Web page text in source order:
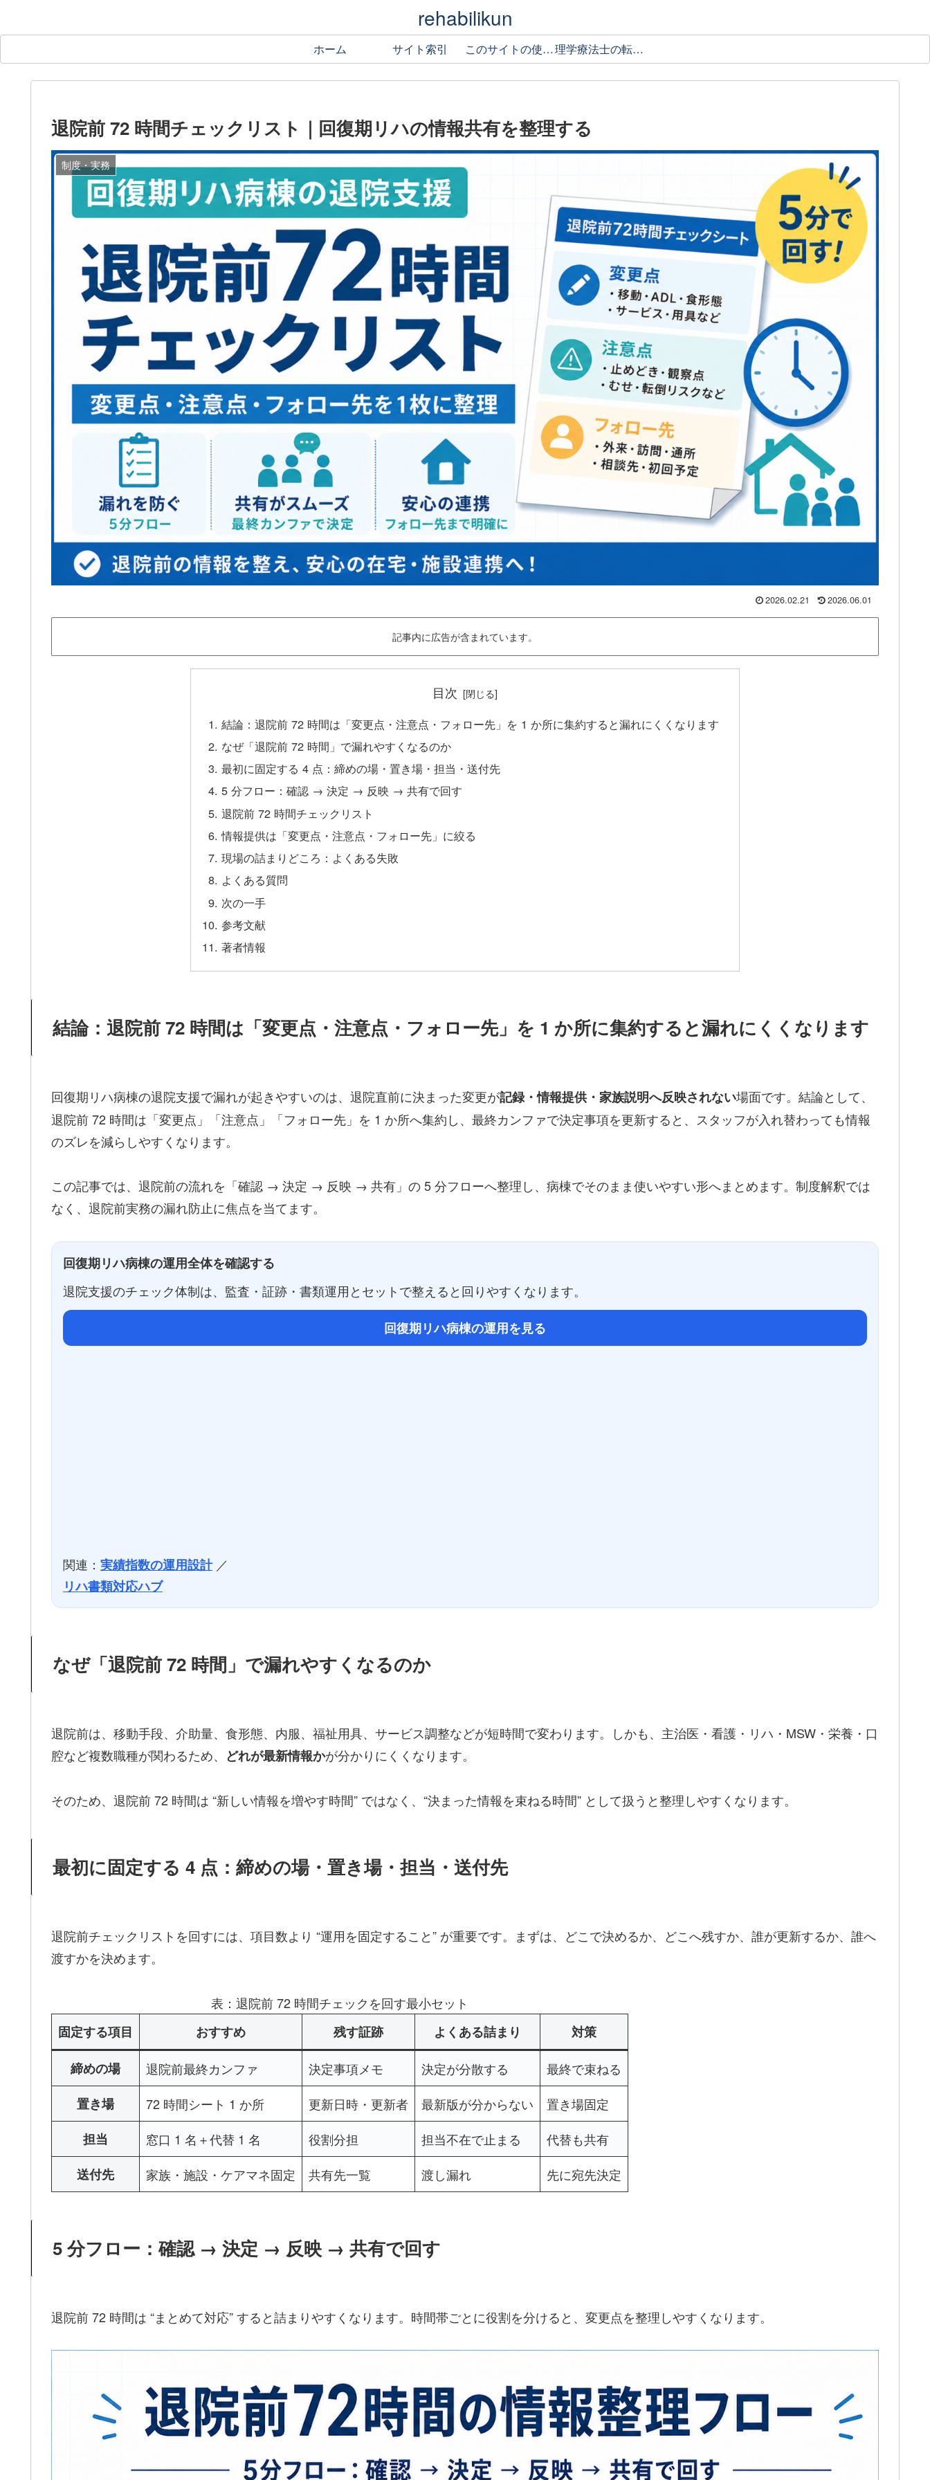
rehabilikun
ホーム サイト索引 このサイトの使い方 理学療法士の転職ガイド
退院前 72 時間チェックリスト｜回復期リハの情報共有を整理する
制度・実務
2026.02.21 2026.06.01
記事内に広告が含まれています。
目次
結論：退院前 72 時間は「変更点・注意点・フォロー先」を 1 か所に集約すると漏れにくくなります
なぜ「退院前 72 時間」で漏れやすくなるのか
最初に固定する 4 点：締めの場・置き場・担当・送付先
5 分フロー：確認 → 決定 → 反映 → 共有で回す
退院前 72 時間チェックリスト
情報提供は「変更点・注意点・フォロー先」に絞る
現場の詰まりどころ：よくある失敗
よくある質問
次の一手
参考文献
著者情報
結論：退院前 72 時間は「変更点・注意点・フォロー先」を 1 か所に集約すると漏れにくくなります
回復期リハ病棟の退院支援で漏れが起きやすいのは、退院直前に決まった変更が記録・情報提供・家族説明へ反映されない場面です。結論として、
退院前 72 時間は「変更点」「注意点」「フォロー先」を 1 か所へ集約し、最終カンファで決定事項を更新すると、スタッフが入れ替わっても情報
のズレを減らしやすくなります。
この記事では、退院前の流れを「確認 → 決定 → 反映 → 共有」の 5 分フローへ整理し、病棟でそのまま使いやすい形へまとめます。制度解釈では
なく、退院前実務の漏れ防止に焦点を当てます。
回復期リハ病棟の運用全体を確認する
退院支援のチェック体制は、監査・証跡・書類運用とセットで整えると回りやすくなります。
回復期リハ病棟の運用を見る
関連： 実績指数の運用設計／
リハ書類対応ハブ
なぜ「退院前 72 時間」で漏れやすくなるのか
退院前は、移動手段、介助量、食形態、内服、福祉用具、サービス調整などが短時間で変わります。しかも、主治医・看護・リハ・MSW・栄養・口
腔など複数職種が関わるため、
どれが最新情報かが分かりにくくなります。
そのため、退院前 72 時間は “新しい情報を増やす時間” ではなく、“決まった情報を束ねる時間” として扱うと整理しやすくなります。
最初に固定する 4 点：締めの場・置き場・担当・送付先
退院前チェックリストを回すには、項目数より “運用を固定すること” が重要です。まずは、どこで決めるか、どこへ残すか、誰が更新するか、誰へ
渡すかを決めます。
表：退院前 72 時間チェックを回す最小セット
固定する項目
おすすめ 残す証跡 よくある詰まり 対策
締めの場 退院前最終カンファ 決定事項メモ 決定が分散する
最終で束ねる
置き場
72 時間シート 1 か所 更新日時・更新者 最新版が分からない
置き場固定
担当
窓口 1 名＋代替 1 名 役割分担 担当不在で止まる
代替も共有
送付先
家族・施設・ケアマネ固定 共有先一覧 渡し漏れ 先に宛先決定
5 分フロー：確認 → 決定 → 反映 → 共有で回す
退院前 72 時間は “まとめて対応” すると詰まりやすくなります。時間帯ごとに役割を分けると、変更点を整理しやすくなります。